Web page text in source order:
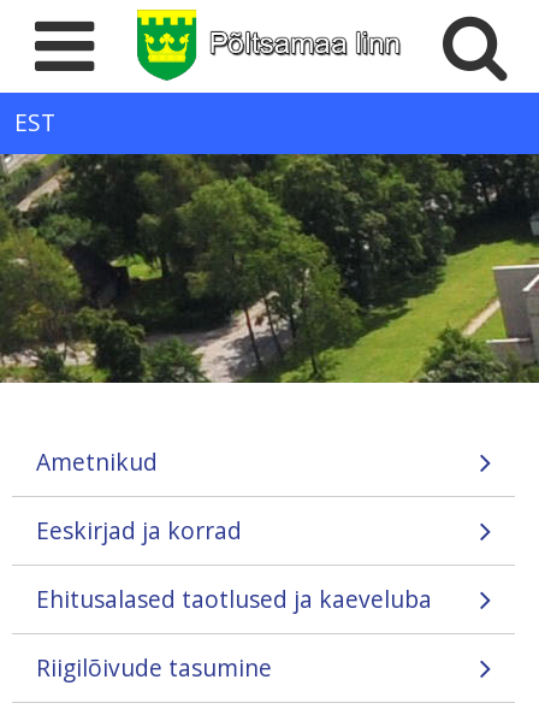
EST
Ametnikud
Eeskirjad ja korrad
Ehitusalased taotlused ja kaeveluba
Riigilõivude tasumine